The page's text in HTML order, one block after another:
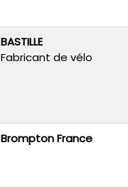
BASTILLE
Fabricant de vélo
Brompton France